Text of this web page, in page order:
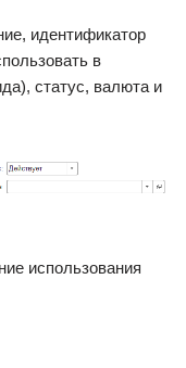
идентификатор
в
статус, валюта и
использования